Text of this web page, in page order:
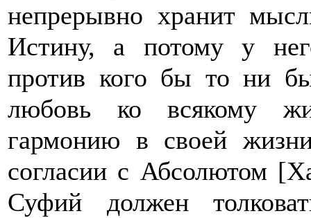
непрерывно хранит
Истину, а потому у
против кого бы то ни
любовь ко всякому
гармонию в своей
согласии с Абсолютом
Суфий должен